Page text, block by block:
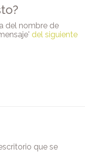
del nombre de
del siguiente
que se